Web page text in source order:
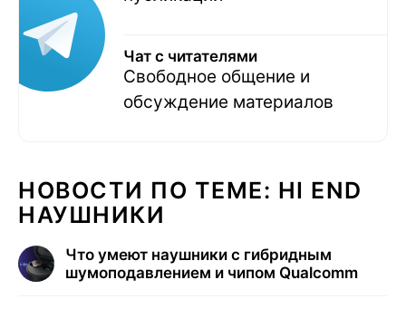
Чат с читателями
Свободное общение и
обсуждение материалов
НОВОСТИ ПО ТЕМЕ: HI END
НАУШНИКИ
Что умеют наушники с гибридным
шумоподавлением и чипом Qualcomm